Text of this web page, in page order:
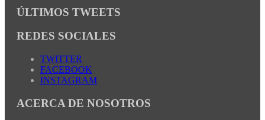
ÚLTIMOS TWEETS
REDES SOCIALES
TWITTER
FACEBOOK
INSTAGRAM
ACERCA DE NOSOTROS